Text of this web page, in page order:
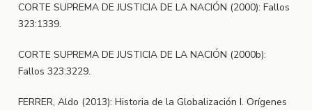
CORTE SUPREMA DE JUSTICIA DE LA NACIÓN (2000): Fallos
323:1339.
CORTE SUPREMA DE JUSTICIA DE LA NACIÓN (2000b):
Fallos 323:3229.
FERRER, Aldo (2013): Historia de la Globalización I. Orígenes